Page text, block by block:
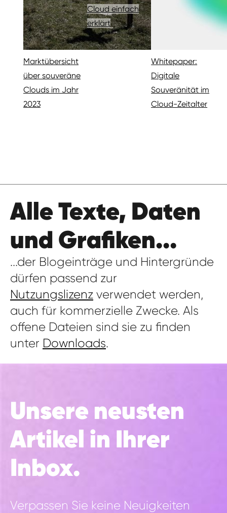
Marktübersicht
über souveräne
Clouds im Jahr
2023
Cloud einfach
erklärt
Whitepaper:
Digitale
Souveränität im
Cloud-Zeitalter
Alle Texte, Daten
und Grafiken...
...der Blogeinträge und Hintergründe
dürfen passend zur
Nutzungslizenzverwendet werden,
auch für kommerzielle Zwecke. Als
offene Dateien sind sie zu finden
unter Downloads.
Unsere neusten
Artikel in Ihrer
Inbox.
Verpassen Sie keine Neuigkeiten